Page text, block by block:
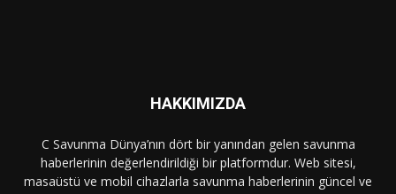
HAKKIMIZDA
C Savunma Dünya’nın dört bir yanından gelen savunma
haberlerinin değerlendirildiği bir platformdur. Web sitesi,
masaüstü ve mobil cihazlarla savunma haberlerinin güncel ve